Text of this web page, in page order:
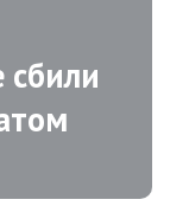
сбили